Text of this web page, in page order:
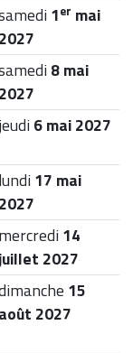
1er mai
2027
8 mai
2027
jeudi 6 mai 2027
lundi 17 mai
2027
mercredi 14
2027
15
août 2027